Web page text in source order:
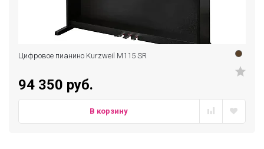
Цифровое пианино Kurzweil M115 SR
94 350 руб.
В корзину